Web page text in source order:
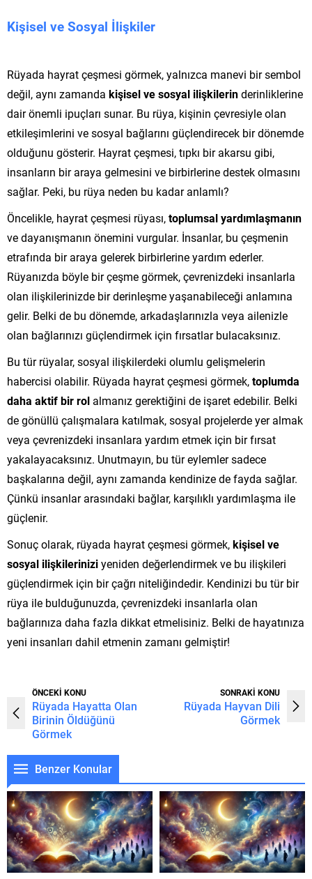
Kişisel ve Sosyal İlişkiler
Rüyada hayrat çeşmesi görmek, yalnızca manevi bir sembol
değil, aynı zamanda kişisel ve sosyal ilişkilerinderinliklerine
dair önemli ipuçları sunar. Bu rüya, kişinin çevresiyle olan
etkileşimlerini ve sosyal bağlarını güçlendirecek bir dönemde
olduğunu gösterir. Hayrat çeşmesi, tıpkı bir akarsu gibi,
insanların bir araya gelmesini ve birbirlerine destek olmasını
sağlar. Peki, bu rüya neden bu kadar anlamlı?
Öncelikle, hayrat çeşmesi rüyası,toplumsal yardımlaşmanın
ve dayanışmanın önemini vurgular. İnsanlar, bu çeşmenin
etrafında bir araya gelerek birbirlerine yardım ederler.
Rüyanızda böyle bir çeşme görmek, çevrenizdeki insanlarla
olan ilişkilerinizde bir derinleşme yaşanabileceği anlamına
gelir. Belki de bu dönemde, arkadaşlarınızla veya ailenizle
olan bağlarınızı güçlendirmek için fırsatlar bulacaksınız.
Bu tür rüyalar, sosyal ilişkilerdeki olumlu gelişmelerin
habercisi olabilir. Rüyada hayrat çeşmesi görmek,toplumda
daha aktif bir rol almanız gerektiğini de işaret edebilir. Belki
de gönüllü çalışmalara katılmak, sosyal projelerde yer almak
veya çevrenizdeki insanlara yardım etmek için bir fırsat
yakalayacaksınız. Unutmayın, bu tür eylemler sadece
başkalarına değil, aynı zamanda kendinize de fayda sağlar.
Çünkü insanlar arasındaki bağlar, karşılıklı yardımlaşma ile
güçlenir.
Sonuç olarak, rüyada hayrat çeşmesi görmek,kişisel ve
sosyal ilişkileriniziyeniden değerlendirmek ve bu ilişkileri
güçlendirmek için bir çağrı niteliğindedir. Kendinizi bu tür bir
rüya ile bulduğunuzda, çevrenizdeki insanlarla olan
bağlarınıza daha fazla dikkat etmelisiniz. Belki de hayatınıza
yeni insanları dahil etmenin zamanı gelmiştir!
ÖNCEKİ KONU
Rüyada Hayatta Olan
Birinin Öldüğünü
Görmek
SONRAKİ KONU
Rüyada Hayvan Dili
Görmek
Benzer Konular